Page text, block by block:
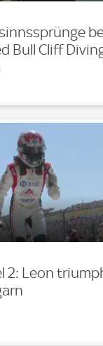
Bull Cliff
2: Leon